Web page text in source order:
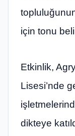
için tonu
Etkinlik,
Lisesi’nde
dikteye